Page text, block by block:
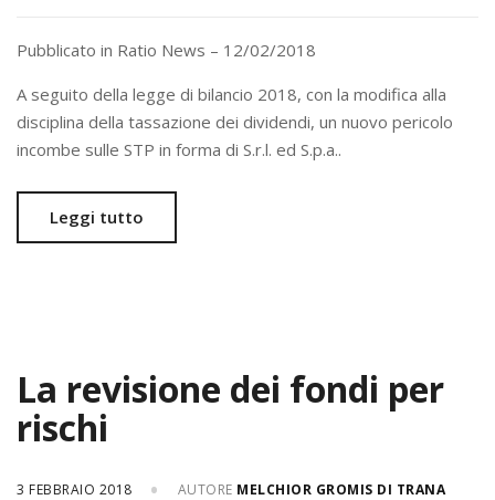
Pubblicato in Ratio News – 12/02/2018
A seguito della legge di bilancio 2018, con la modifica alla
disciplina della tassazione dei dividendi, un nuovo pericolo
incombe sulle STP in forma di S.r.l. ed S.p.a..
Leggi tutto
La revisione dei fondi per
rischi
3 FEBBRAIO 2018 AUTORE MELCHIOR GROMIS DI TRANA